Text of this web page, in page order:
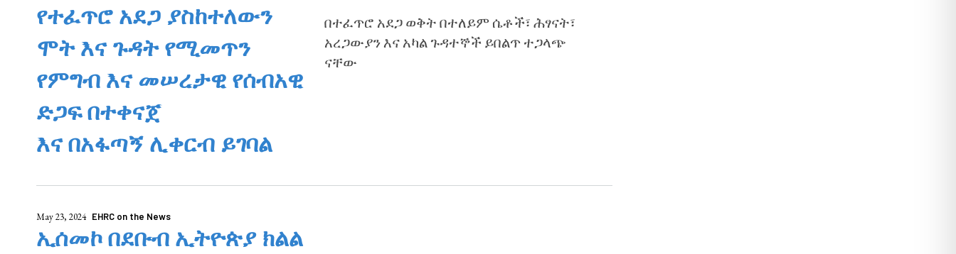
የተፈጥሮ አደጋ ያስከተለውን
ሞት እና ጉዳት የሚመጥን
የምግብ እና መሠረታዊ የሰብአዊ
ድጋፍ በተቀናጀ
እና በአፋጣኝ ሊቀርብ ይገባል
በተፈጥሮ አደጋ ወቅት በተለይም ሴቶች፣ ሕፃናት፣
አረጋውያን እና አካል ጉዳተኞች ይበልጥ ተጋላጭ
ናቸው
May 23, 2024 EHRC on the News
ኢሰመኮ በደቡብ ኢትዮጵያ ክልል